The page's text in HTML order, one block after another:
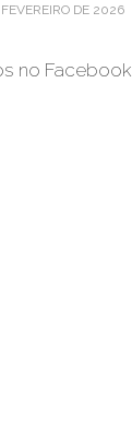
DE 2026
no Facebook